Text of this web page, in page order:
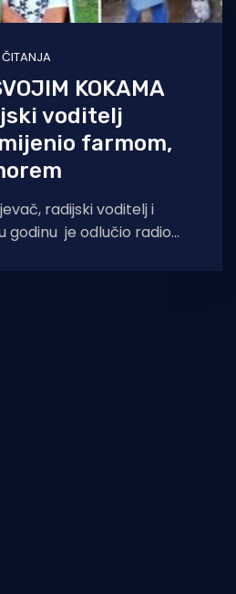
KOKAMA
voditelj
farmom,
radijski voditelj i
godinu je odlučio radio